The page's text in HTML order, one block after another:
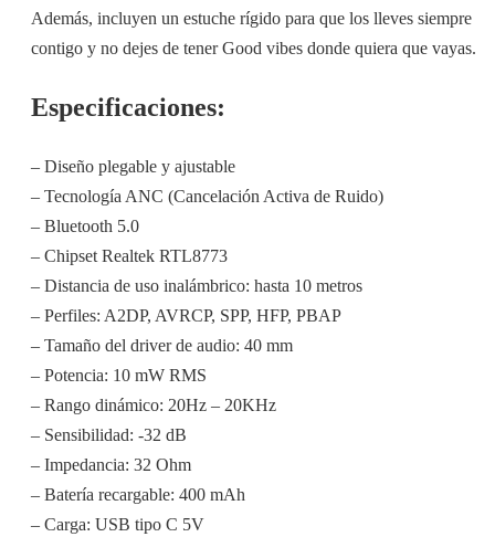
Además, incluyen un estuche rígido para que los lleves siempre
contigo y no dejes de tener Good vibes donde quiera que vayas.
Especificaciones:
– Diseño plegable y ajustable
– Tecnología ANC (Cancelación Activa de Ruido)
– Bluetooth 5.0
– Chipset Realtek RTL8773
– Distancia de uso inalámbrico: hasta 10 metros
– Perfiles: A2DP, AVRCP, SPP, HFP, PBAP
– Tamaño del driver de audio: 40 mm
– Potencia: 10 mW RMS
– Rango dinámico: 20Hz – 20KHz
– Sensibilidad: -32 dB
– Impedancia: 32 Ohm
– Batería recargable: 400 mAh
– Carga: USB tipo C 5V